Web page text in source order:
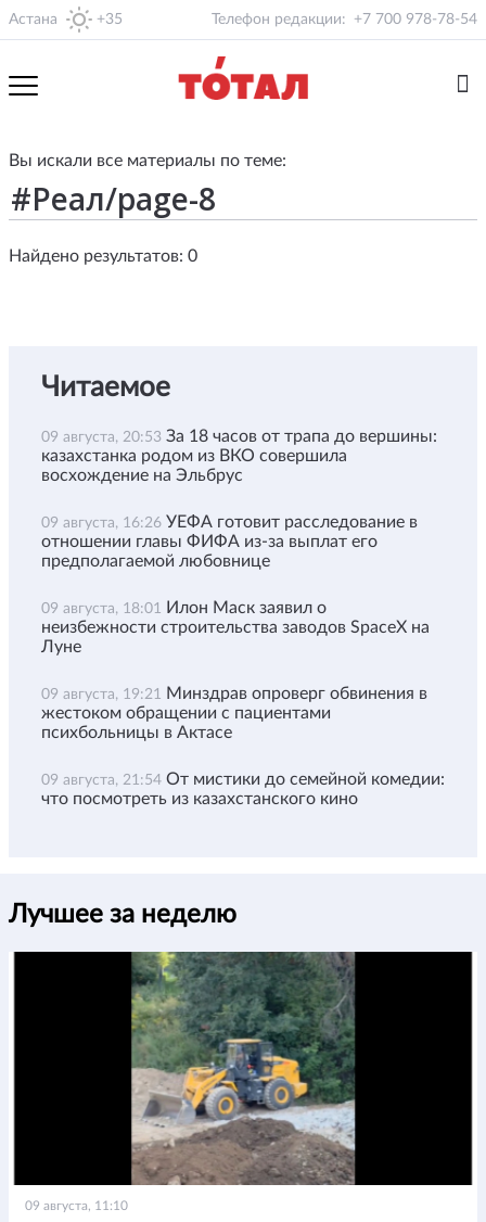
Астана +35 Телефон редакции: +7 700 978-78-54
Вы искали все материалы по теме:
Найдено результатов: 0
Читаемое
09 августа, 20:53 За 18 часов от трапа до вершины:
казахстанка родом из ВКО совершила
восхождение на Эльбрус
09 августа, 16:26 УЕФА готовит расследование в
отношении главы ФИФА из-за выплат его
предполагаемой любовнице
09 августа, 18:01 Илон Маск заявил о
неизбежности строительства заводов SpaceX на
Луне
09 августа, 19:21 Минздрав опроверг обвинения в
жестоком обращении с пациентами
психбольницы в Актасе
09 августа, 21:54 От мистики до семейной комедии:
что посмотреть из казахстанского кино
Лучшее за неделю
09 августа, 11:10